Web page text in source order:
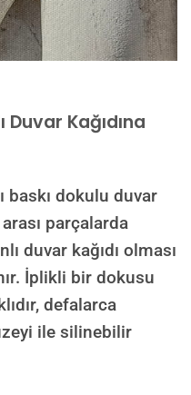
Duvar Kağıdına
dokulu duvar
parçalarda
duvar kağıdı olması
İplikli bir dokusu
defalarca
ile silinebilir